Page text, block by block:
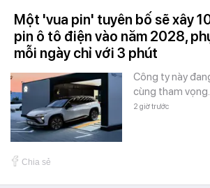
Một 'vua pin' tuyên bố sẽ xây
pin ô tô điện vào năm 2028,
mỗi ngày chỉ với 3 phút
Công ty này
cùng tham vọng.
2 giờ trước
Chia sẻ